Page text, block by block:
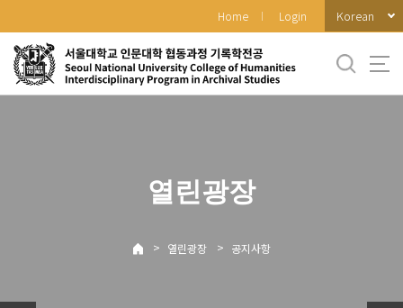
로
메
Home Login Korean
열린광장
> 열린광장 > 공지사항